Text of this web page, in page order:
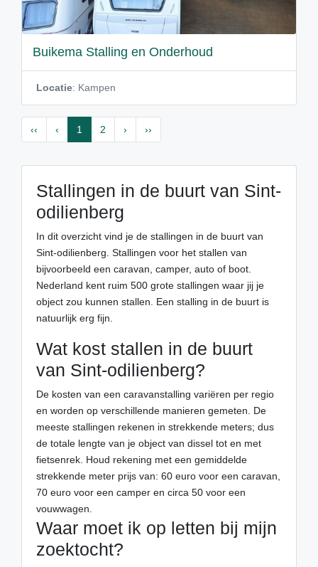
Buikema Stalling en Onderhoud
Locatie: Kampen
‹‹ ‹ 1 2 › ››
Stallingen in de buurt van Sint-
odilienberg
In dit overzicht vind je de stallingen in de buurt van
Sint-odilienberg. Stallingen voor het stallen van
bijvoorbeeld een caravan, camper, auto of boot.
Nederland kent ruim 500 grote stallingen waar jij je
object zou kunnen stallen. Een stalling in de buurt is
natuurlijk erg fijn.
Wat kost stallen in de buurt
van Sint-odilienberg?
De kosten van een caravanstalling variëren per regio
en worden op verschillende manieren gemeten. De
meeste stallingen rekenen in strekkende meters; dus
de totale lengte van je object van dissel tot en met
fietsenrek. Houd rekening met een gemiddelde
strekkende meter prijs van: 60 euro voor een caravan,
70 euro voor een camper en circa 50 voor een
vouwwagen.
Waar moet ik op letten bij mijn
zoektocht?